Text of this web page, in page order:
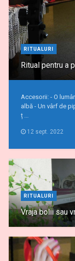
RITUALURI
Ritual pentru a
Accesorii: - O
albă - Un vârf de
ț ...
12 sept. 2022
RITUALURI
Vraja bolii sau